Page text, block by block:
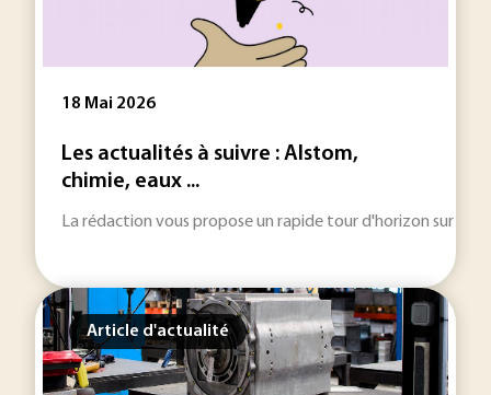
18 Mai 2026
Les actualités à suivre : Alstom,
chimie, eaux ...
La rédaction vous propose un rapide tour d'horizon sur les
Article d'actualité